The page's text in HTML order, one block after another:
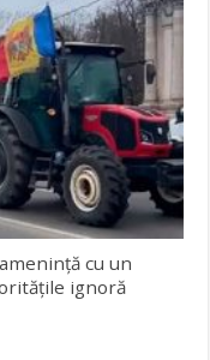
cu un
ignoră